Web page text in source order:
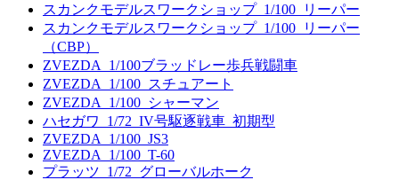
スカンクモデルスワークショップ_1/100_リーパー
スカンクモデルスワークショップ_1/100_リーパー
（CBP）
ZVEZDA_1/100ブラッドレー歩兵戦闘車
ZVEZDA_1/100_スチュアート
ZVEZDA_1/100_シャーマン
ハセガワ_1/72_IV号駆逐戦車_初期型
ZVEZDA_1/100_JS3
ZVEZDA_1/100_T-60
プラッツ_1/72_グローバルホーク